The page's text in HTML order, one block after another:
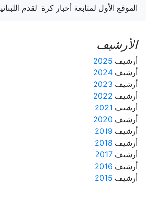
الموقع الأول لمتابعة أخبار كرة القدم
الأرشيف
أرشيف 2025
أرشيف 2024
أرشيف 2023
أرشيف 2022
أرشيف 2021
أرشيف 2020
أرشيف 2019
أرشيف 2018
أرشيف 2017
أرشيف 2016
أرشيف 2015